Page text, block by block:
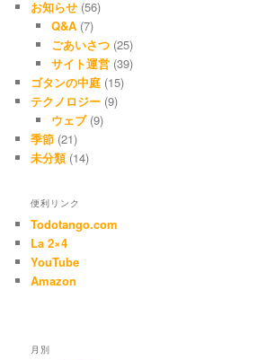
お知らせ (56)
Q&A(7)
ごあいさつ(25)
サイト運営(39)
ゴタンの中庭 (15)
テクノロジー (9)
ウェブ(9)
季節 (21)
未分類(14)
便利リンク
Todotango.com
La 2×4
YouTube
Amazon
月別